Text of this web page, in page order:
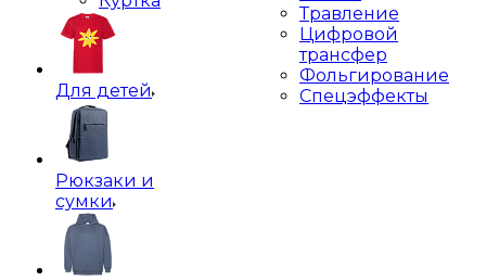
Для детей
Рюкзаки и
сумки
Травление
Цифровой
трансфер
Фольгирование
Спецэффекты